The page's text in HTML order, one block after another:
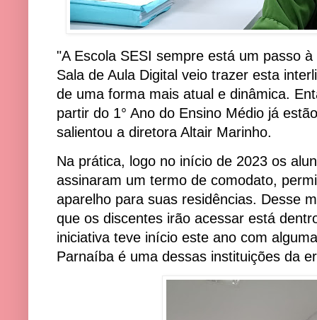
"A Escola SESI sempre está um passo
Sala de Aula Digital veio trazer esta
de uma forma mais atual e dinâmica.
partir do 1° Ano do Ensino Médio já
salientou a diretora Altair Marinho.
Na prática, logo no início de 2023 os
assinaram um termo de comodato,
aparelho para suas residências. Desse
que os discentes irão acessar está
iniciativa teve início este ano com
Parnaíba é uma dessas instituições da